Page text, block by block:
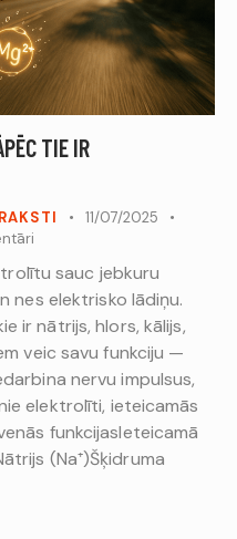
TIE IR
11/07/2025
sauc jebkuru
nes elektrisko lādiņu.
ir nātrijs, hlors, kālijs,
veic savu funkciju —
nervu impulsus,
elektrolīti, ieteicamās
funkcijasIeteicamā
(Na⁺)Šķidruma